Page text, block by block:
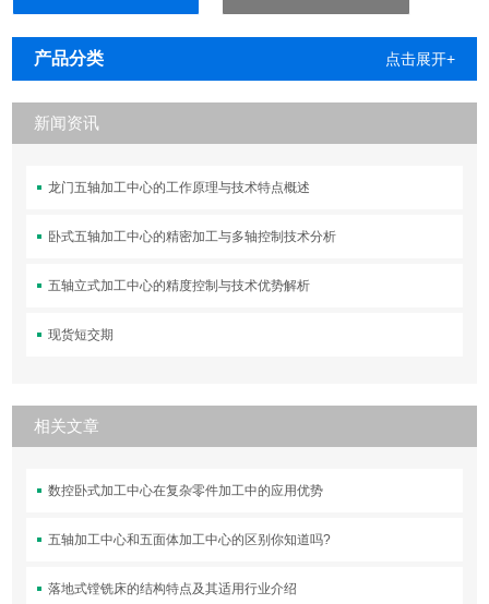
产品分类 点击展开+
新闻资讯
龙门五轴加工中心的工作原理与技术特点概述
卧式五轴加工中心的精密加工与多轴控制技术分析
五轴立式加工中心的精度控制与技术优势解析
现货短交期
相关文章
数控卧式加工中心在复杂零件加工中的应用优势
五轴加工中心和五面体加工中心的区别你知道吗?
落地式镗铣床的结构特点及其适用行业介绍